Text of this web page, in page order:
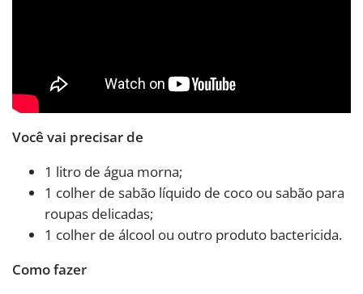
Você vai precisar de
1 litro de água morna;
1 colher de sabão líquido de coco ou sabão para
roupas delicadas;
1 colher de álcool ou outro produto bactericida.
Como fazer